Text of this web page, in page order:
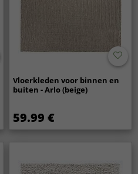
Vloerkleden voor binnen en
buiten - Arlo (beige)
59.99 €